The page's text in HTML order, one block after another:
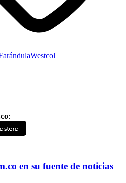
Westcol
:
en su fuente de noticias